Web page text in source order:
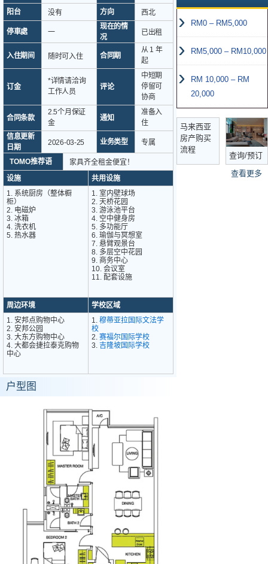
RM0 – RM5,000
RM5,000 – RM10,000
RM 10,000 – RM
20,000
马来西亚
房产购买
流程
查询/预订
查看更多
阳台
没有 方向 西北
停車處 一
现在的情
况
已出租
入住期间 随时可入住 合同期
从 1 年
起
订金
*详情请洽询
工作人员
评论
中短期
停留可
协商
合同条款
2.5个月保证
金
通知
准备入
住
信息更新
日期
2026-03-25 业务类型 专属
TOMO推荐语
家具齐全租金便宜！
设施
共用设施
1. 系统厨房（整体橱
柜）
2. 电磁炉
3. 冰箱
4. 洗衣机
5. 热水器
1. 室内壁球场
2. 天桥花园
3. 游泳池平台
4. 空中健身房
5. 多功能厅
6. 瑜伽与冥想室
7. 悬臂观景台
8. 多层空中花园
9. 商务中心
10. 会议室
11. 配套设施
周边环境
学校区域
1. 安邦点购物中心
2. 安邦公园
3. 大东方购物中心
4. 大都会捷拉泰克购物
中心
1. 穆蒂亚拉国际文法学
校
2. 赛福尔国际学校
3. 吉隆坡国际学校
户型图